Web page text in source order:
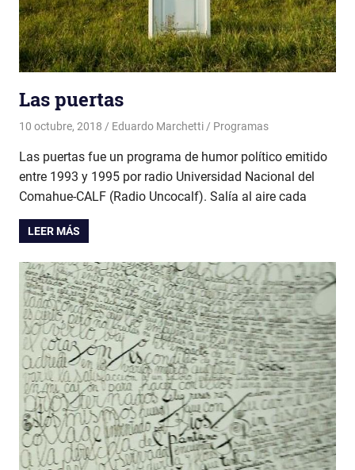
Las puertas
10 octubre, 2018 Eduardo Marchetti Programas
Las puertas fue un programa de humor político emitido
entre 1993 y 1995 por radio Universidad Nacional del
Comahue-CALF (Radio Uncocalf). Salía al aire cada
LEER MÁS